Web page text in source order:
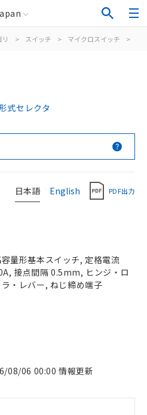
> スイッチ > マイクロスイッチ >
式セレクタ
日本語 English PDF出力
容量形基本スイッチ, 定格電流
接点間隔 0.5mm, ヒンジ・ロ
ラ・レバー, ねじ締め端子
08/06 00:00 情報更新